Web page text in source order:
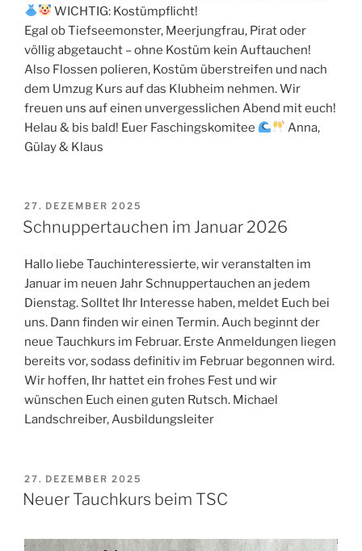
WICHTIG: Kostümpflicht!
Egal ob Tiefseemonster, Meerjungfrau, Pirat oder
völlig abgetaucht – ohne Kostüm kein Auftauchen!
Also Flossen polieren, Kostüm überstreifen und nach
dem Umzug Kurs auf das Klubheim nehmen. Wir
freuen uns auf einen unvergesslichen Abend mit euch!
Helau & bis bald! Euer Faschingskomitee
Anna,
Gülay & Klaus
VERÖFFENTLICHT
AM
27. DEZEMBER 2025
Schnuppertauchen im Januar 2026
Hallo liebe Tauchinteressierte, wir veranstalten im
Januar im neuen Jahr Schnuppertauchen an jedem
Dienstag. Solltet Ihr Interesse haben, meldet Euch bei
uns. Dann finden wir einen Termin. Auch beginnt der
neue Tauchkurs im Februar. Erste Anmeldungen liegen
bereits vor, sodass definitiv im Februar begonnen wird.
Wir hoffen, Ihr hattet ein frohes Fest und wir
wünschen Euch einen guten Rutsch. Michael
Landschreiber, Ausbildungsleiter
VERÖFFENTLICHT
AM
27. DEZEMBER 2025
Neuer Tauchkurs beim TSC